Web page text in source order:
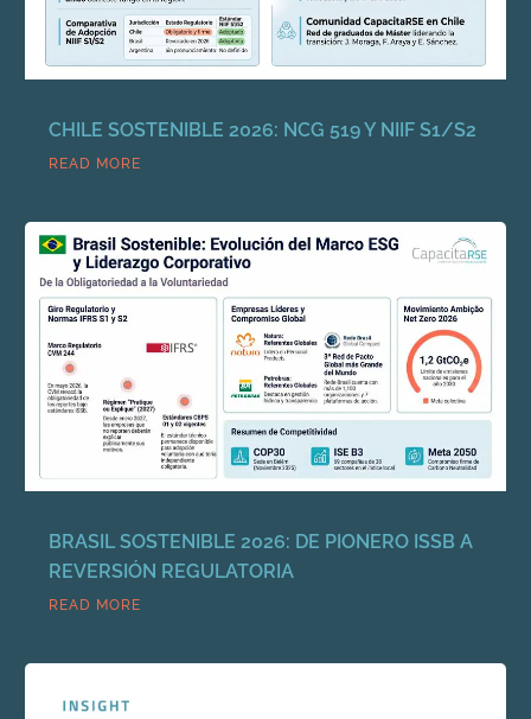
CHILE SOSTENIBLE 2026: NCG 519 Y NIIF S1/S2
READ MORE
BRASIL SOSTENIBLE 2026: DE PIONERO ISSB A
REVERSIÓN REGULATORIA
READ MORE